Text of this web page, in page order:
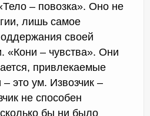
– повозка». Оно не
лишь самое
своей
«Кони – чувства». Они
привлекаемые
это ум. Извозчик –
не способен
бы ни было